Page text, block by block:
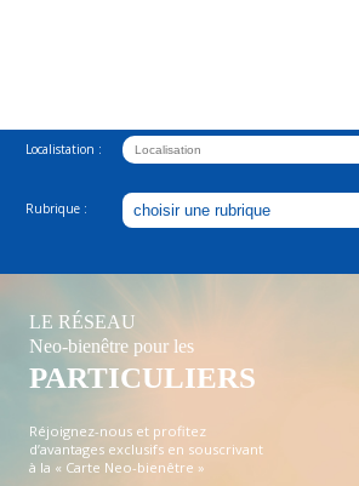
Localistation :
Rubrique :
LE RÉSEAU
Neo-bienêtre pour les
PARTICULIERS
Réjoignez-nous et profitez
d’avantages exclusifs en souscrivant
à la « Carte Neo-bienêtre »